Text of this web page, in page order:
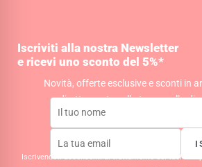
g
r
a
m
o
o
k
Iscriviti alla nostra Newsletter
e ricevi uno sconto del 5%*
Novità, offerte esclusive e sconti in
direttamente nella tua casella di
Iscrivendoti acconsenti al trattamento dei tuoi dati